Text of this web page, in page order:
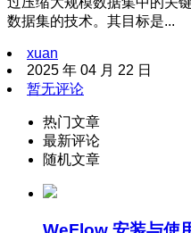
数据集的技术。其目标是...
xuan
2025 年 04 月 22 日
暂无评论
热门文章
最新评论
随机文章